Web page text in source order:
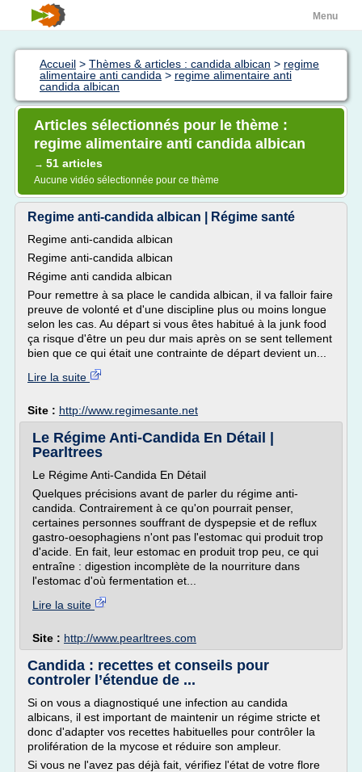
Menu
Accueil > Thèmes & articles : candida albican > regime
alimentaire anti candida > regime alimentaire anti
candida albican
Articles sélectionnés pour le thème :
regime alimentaire anti candida albican
→ 51 articles
Aucune vidéo sélectionnée pour ce thème
Regime anti-candida albican | Régime santé
Regime anti-candida albican
Regime anti-candida albican
Régime anti candida albican
Pour remettre à sa place le candida albican, il va falloir faire
preuve de volonté et d'une discipline plus ou moins longue
selon les cas. Au départ si vous êtes habitué à la junk food
ça risque d'être un peu dur mais après on se sent tellement
bien que ce qui était une contrainte de départ devient un...
Lire la suite
Site : http://www.regimesante.net
Le Régime Anti-Candida En Détail |
Pearltrees
Le Régime Anti-Candida En Détail
Quelques précisions avant de parler du régime anti-
candida. Contrairement à ce qu'on pourrait penser,
certaines personnes souffrant de dyspepsie et de reflux
gastro-oesophagiens n'ont pas l'estomac qui produit trop
d'acide. En fait, leur estomac en produit trop peu, ce qui
entraîne : digestion incomplète de la nourriture dans
l'estomac d'où fermentation et...
Lire la suite
Site : http://www.pearltrees.com
Candida : recettes et conseils pour
controler l’étendue de ...
Si on vous a diagnostiqué une infection au candida
albicans, il est important de maintenir un régime stricte et
donc d'adapter vos recettes habituelles pour contrôler la
prolifération de la mycose et réduire son ampleur.
Si vous ne l'avez pas déjà fait, vérifiez l'état de votre flore